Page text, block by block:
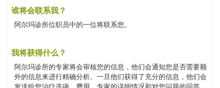
谁将会联系我？
阿尔玛诊所位职员中的一位将联系您。
我将获得什么？
阿尔玛诊所的专家将会审核您的信息，他们会通知您是否需要额
外的信息来进行精确分析。一旦他们获得了充分的信息，他们会
发送给您治疗选项、费用、专家的详细情况和对您问题的回答。